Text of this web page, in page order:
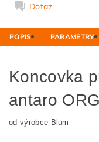
Dotaz
POPIS PARAMETRY
Koncovka
antaro
od výrobce Blum